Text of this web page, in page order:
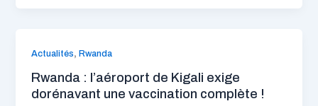
Actualités,Rwanda
Rwanda : l’aéroport de Kigali exige
dorénavant une vaccination complète !